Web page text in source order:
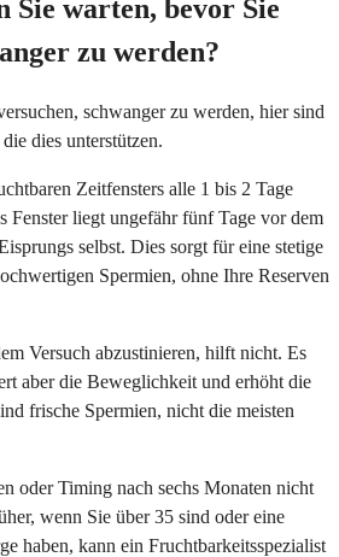
Sie warten, bevor Sie
zu werden?
schwanger zu werden, hier sind
dies unterstützen.
Zeitfensters alle 1 bis 2 Tage
Fenster liegt ungefähr fünf Tage vor dem
selbst. Dies sorgt für eine stetige
Spermien, ohne Ihre Reserven
Versuch abzustinieren, hilft nicht. Es
aber die Beweglichkeit und erhöht die
frische Spermien, nicht die meisten
oder Timing nach sechs Monaten nicht
wenn Sie über 35 sind oder eine
haben, kann ein Fruchtbarkeitsspezialist